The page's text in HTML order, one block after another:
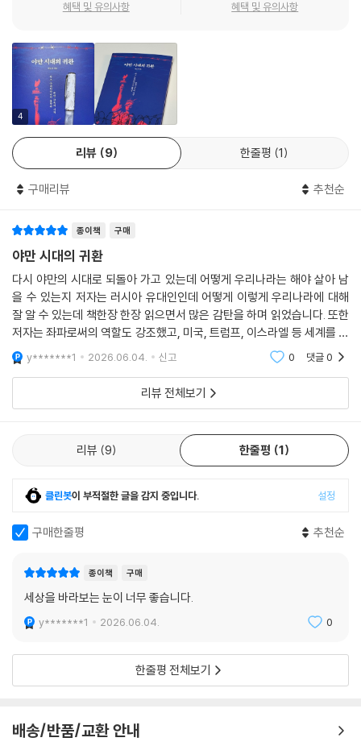
게다가 상당수 미국인들의 입장에서 ‘돈 먹는 하마’인 ‘패권 비지니스 모
델’은 소득에 비해 낭비성이 지나쳐 경제성이 떨어진다. 하위 동반 국가들
까지 챙겨야 하는 패권 국가보다 그냥 자국의 이해만 챙기는 보통 열강 미
국을 원하는 것이다.
바로 이때 출현한 것이 트럼프다. 트럼프주의는 세계화 과정에서 철저히
소외된 미국 하층 노동 계급의 분노와 인종주의적 편견이 결합된 우익 포
‘동맹’이라는 거추장스러운 외피를 벗어던지고, 오직 단기적인 자국 이익
해 온 보편적 가치와 외교적 신뢰를 스스로 파괴하는 행위다. 고율 관세 부
과와 무리한 투자 강요, 인권 및 기후 관련 66개 국제기구와 협약 탈퇴, 방
위비 분담금 압박, 대외 원조 중단, 강경한 이민 정책, 언론 탄압 등 트럼프
행정부의 기행에 가까운 정책들이 대표적인 예다.
저자는 트럼프에게서 고르바초프와 옐친의 그림자를 보았다. 옐친 역시 러
시아 제일주의를 외쳤고 고르바초프는 “사회주의를 다시 위대하게”를 외
쳤다. 그 추진 주요 동력은 제국 유지 비용의 축소였는데 이는 결국 제국의
은 내부적으로는 극한의 양극화와 정치적 내란 상태에 직면할 것이고, 대
외적으로는 국제 질서를 교란하는 ‘예측 불가능한 깡패 국가’로 전락할 것
이다. 무엇보다 비극적인 점은, 미국 패권의 몰락이 평화로운 다극 체제로
의 전환이 아니라, 힘의 논리만이 지배하며 무제한 각축을 벌이는 ‘야만의
시대’를 여는 서막이라는 사실이다.
영토와 자원을 둘러싼 열강들의 부단한 경쟁은 본래 자본주의 세계 체제에
서 일반적인 상황이다. 여기에는 국제 사회를 지탱하던 최소한의 법적 합
나 유일 패권 시기에는 최소한 강대국들 사이의 명문화된 규칙이나 패권국
의 강력한 중재가 분쟁을 억제하는 역할을 했다. 그러나 그 중재자가 사라
정세를 보여 주는 가장 대표적인 사례가 러시아의 우크라이나 침공이다.
혜택 및 유의사항 혜택 및 유의사항
4
리뷰 9 한줄평 1
구매리뷰 추천순
종이책 구매
야만 시대의 귀환
다시 야만의 시대로 되돌아 가고 있는데 어떻게 우리나라는 해야 살아 남
을 수 있는지 저자는 러시아 유대인인데 어떻게 이렇게 우리나라에 대해
잘 알 수 있는데 책한장 한장 읽으면서 많은 감탄을 하며 읽었습니다. 또한
저자는 좌파로써의 역할도 강조했고, 미국, 트럼프, 이스라엘 등 세계를 바
라보는 눈이 너무 좋았습니다.
y*******1 2026.06.04. 신고 0 댓글0
리뷰 전체보기
리뷰 9 한줄평 1
클린봇이 부적절한 글을 감지 중입니다. 설정
구매한줄평 추천순
종이책 구매
세상을 바라보는 눈이 너무 좋습니다.
y*******1 2026.06.04. 0
한줄평 전체보기
배송/반품/교환 안내